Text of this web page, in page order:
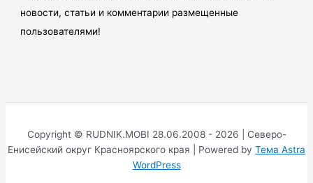
новости, статьи и комментарии размещенные
пользователями!
Copyright © RUDNIK.MOBI 28.06.2008 - 2026 | Северо-
Енисейский округ Красноярского края | Powered by Тема Astra
WordPress